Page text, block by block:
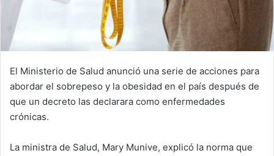
El Ministerio de Salud anunció una serie de acciones para
abordar el sobrepeso y la obesidad en el país después de
que un decreto las declarara como enfermedades
crónicas.
La ministra de Salud, Mary Munive, explicó la norma que